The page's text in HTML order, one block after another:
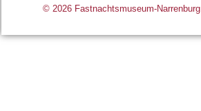
© 2026 Fastnachtsmuseum-Narrenburg